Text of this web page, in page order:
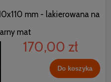
mm - lakierowana na
mat
170,00 zł
Do koszyka